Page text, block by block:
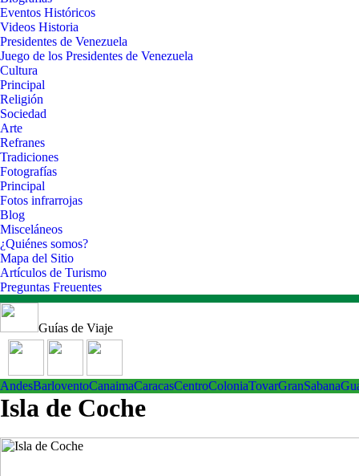
Eventos Históricos
Videos Historia
Presidentes de Venezuela
Juego de los Presidentes de Venezuela
Cultura
Principal
Religión
Sociedad
Arte
Refranes
Tradiciones
Fotografías
Principal
Fotos infrarrojas
Blog
Misceláneos
¿Quiénes somos?
Mapa del Sitio
Artículos de Turismo
Preguntas Freuentes
Guías de Viaje
AndesBarloventoCanaimaCaracasCentroColoniaTovarGranSabana
Isla de Coche